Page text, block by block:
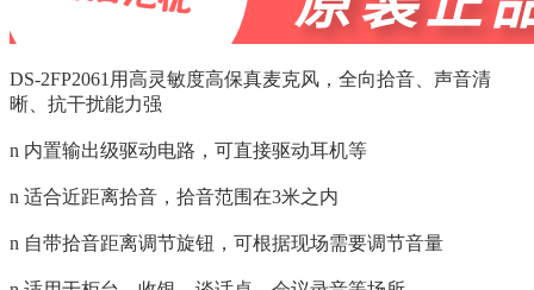
DS-2FP2061用高灵敏度高保真麦克风，全向拾音、声音清
晰、抗干扰能力强
n 内置输出级驱动电路，可直接驱动耳机等
n 适合近距离拾音，拾音范围在3米之内
n 自带拾音距离调节旋钮，可根据现场需要调节音量